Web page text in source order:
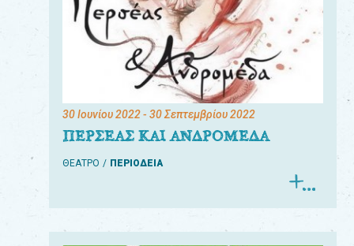
30 Ιουνίου 2022- 30 Σεπτεμβρίου 2022
ΠΕΡΣΕΑΣ ΚΑΙ ΑΝΔΡΟΜΕΔΑ
ΘΕΑΤΡΟ ΠΕΡΙΟΔΕΙΑ